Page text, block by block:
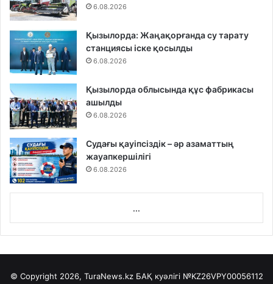
6.08.2026
Қызылорда: Жаңақорғанда су тарату
станциясы іске қосылды
6.08.2026
Қызылорда облысында құс фабрикасы
ашылды
6.08.2026
Судағы қауіпсіздік – әр азаматтың
жауапкершілігі
6.08.2026
...
© Copyright 2026, TuraNews.kz БАҚ куәлігі №KZ26VPY00056112